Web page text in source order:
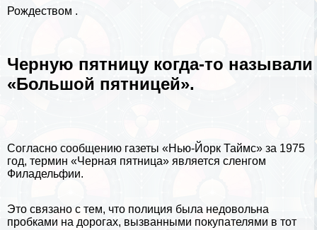
Рождеством .
Черную пятницу когда-то называли
«Большой пятницей».
Согласно сообщению газеты «Нью-Йорк Таймс» за 1975
год, термин «Черная пятница» является сленгом
Филадельфии.
Это связано с тем, что полиция была недовольна
пробками на дорогах, вызванными покупателями в тот